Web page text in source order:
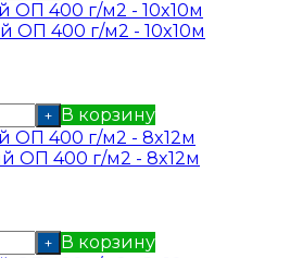
ОП 400 г/м2 - 10x10м
+ В корзину
ОП 400 г/м2 - 8x12м
+ В корзину